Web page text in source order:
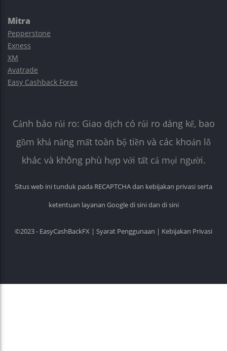
Mitra
Pepperstone
Exness
XM
Avatrade
Easy Cashback Forex
Cảnh báo rủi ro: Giao dịch có rủi ro đáng kể, bao
gồm khả năng mất toàn bộ tiền và các khoản lỗ
khác và không phù hợp với tất cả mọi người.
Situs web ini tunduk pada RECAPTCHA dan kebijakan privasi serta
ketentuan layanan Googledi sinidan di sini
©2023 - EasyCashBackFX | Syarat Penggunaan | Kebijakan Privasi